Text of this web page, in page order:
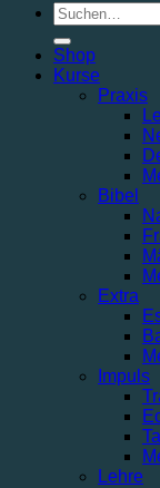
Suchen
nach:
Shop
Kurse
Praxis
Bibel
Extra
Impuls
Lehre